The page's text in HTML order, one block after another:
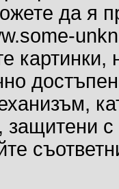
да я
защитени